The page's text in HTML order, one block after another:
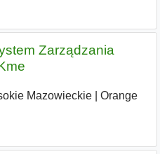
Zarządzania
Mazowieckie|
Orange